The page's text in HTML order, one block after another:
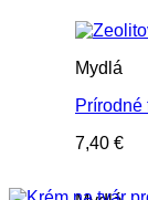
Mydlá
Prírodné
7,40 €